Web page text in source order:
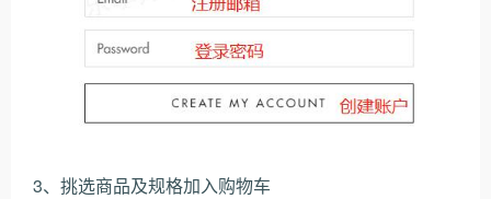
3、挑选商品及规格加入购物车